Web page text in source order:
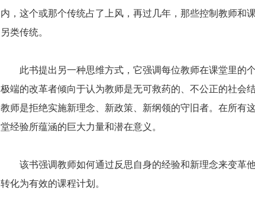
内，这个或那个传统占了上风，再过几年，那些控制教师和
另类传统。
此书提出另一种思维方式，它强调每位教师在课堂里的个
极端的改革者倾向于认为教师是无可救药的、不公正的社会
教师是拒绝实施新理念、新政策、新纲领的守旧者。在所有
堂经验所蕴涵的巨大力量和潜在意义。
该书强调教师如何通过反思自身的经验和新理念来变革
转化为有效的课程计划。